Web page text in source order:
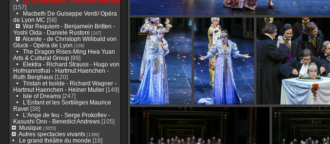
[157]
Macbeth De Guiseppe Verdi/ Opéra
de Lyon MC [58]
War Requiem - Benjamein Britten -
Yoshi Oida - Daniele Rustoni [167]
Alceste - de Christoph Willibald von
Gluck - Opéra de Lyon [199]
The Dragon Rises-Ming Hwa Yuan
Arts & Cultural Group[99]
Elektra - Richard Strauss - Hugo von
Hofmannsthal - Hartmut Haenchen -
Ruth Berghaus[120]
Tristan et Isolde - Richard Wagner -
Hartmut Haenchen - Heïner Muller[149]
Isle of Dreams[247]
L’Enfant et les Sortilèges Maurice
Ravel [38]
L'Ange de feu - Serge Prokofiev -
Kasushi Ono - Benedict Andrews[105]
Musique [3655]
Autres spectacles vivants[1386]
Le grand théâtre du monde [18]